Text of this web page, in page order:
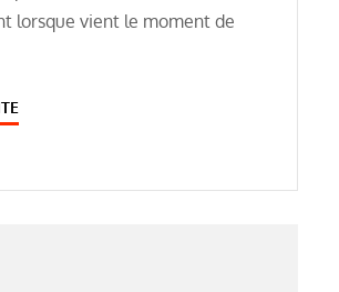
lorsque vient le moment de